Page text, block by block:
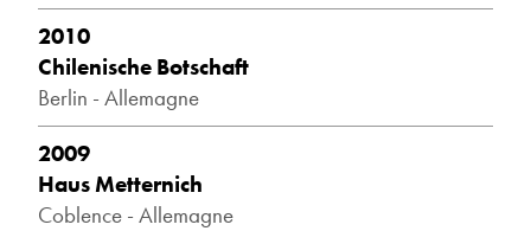
2010
Chilenische Botschaft
Berlin - Allemagne
2009
Haus Metternich
Coblence - Allemagne